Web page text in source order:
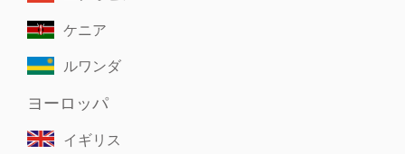
ケニア
ルワンダ
ヨーロッパ
イギリス